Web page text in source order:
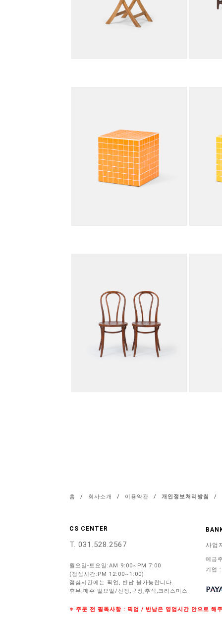
홈 / 회사소개 / 이용약관 / 개인정보처리방침 /
CS CENTER
T. 031.528.2567
월요일-토요일:AM 9:00~PM 7:00
(점심시간:PM 12:00~1:00)
점심시간에는 픽업, 반납 불가능합니다.
휴무:매주 일요일/신정,구정,추석,크리스마스
사업
예금
기업
※ 주문 전 필독사항 : 픽업 / 반납은 영업시간 안으로 해